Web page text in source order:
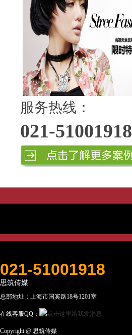
服务热线：
021-51001918
021-51001918
思筑传媒
总部地址：上海市国宾路18号1201室
在线客服QQ：
Copyright @ 思筑传媒